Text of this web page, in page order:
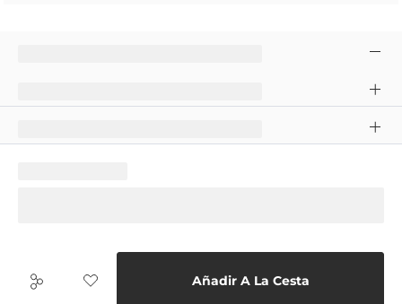
Añadir A La Cesta